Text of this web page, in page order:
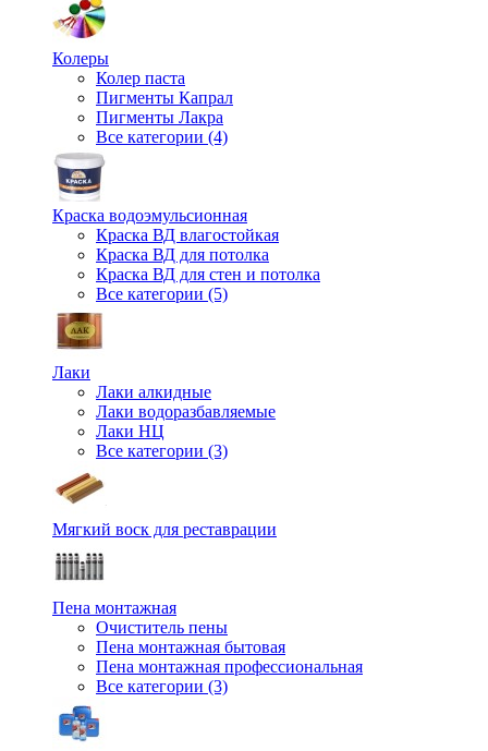
Колеры
Колер паста
Пигменты Капрал
Пигменты Лакра
Все категории (4)
Краска водоэмульсионная
Краска ВД влагостойкая
Краска ВД для потолка
Краска ВД для стен и потолка
Все категории (5)
Лаки
Лаки алкидные
Лаки водоразбавляемые
Лаки НЦ
Все категории (3)
Мягкий воск для реставрации
Пена монтажная
Очиститель пены
Пена монтажная бытовая
Пена монтажная профессиональная
Все категории (3)